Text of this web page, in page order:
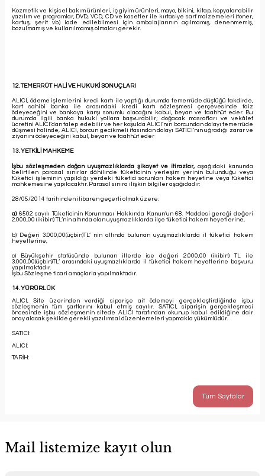
Kozmetik ve kişisel bakım ürünleri, iç giyim ürünleri, mayo, bikini, kitap, kopyalanabilir
yazılım ve programlar, DVD, VCD, CD ve kasetler ile kırtasiye sarf malzemeleri (toner,
kartuş, şerit vb.) iade edilebilmesi için ambalajlarının açılmamış, denenmemiş,
bozulmamış ve kullanılmamış olmaları gerekir.
12. TEMERRÜT HALİ VE HUKUKİ SONUÇLARI
ALICI, ödeme işlemlerini kredi kartı ile yaptığı durumda temerrüde düştüğü takdirde,
kart sahibi banka ile arasındaki kredi kartı sözleşmesi çerçevesinde faiz
ödeyeceğini ve bankaya karşı sorumlu olacağını kabul, beyan ve taahhüt eder. Bu
durumda ilgili banka hukuki yollara başvurabilir; doğacak masrafları ve vekâlet
ücretini ALICI’dan talep edebilir ve her koşulda ALICI’nın borcundan dolayı temerrüde
düşmesi halinde, ALICI, borcun gecikmeli ifasından dolayı SATICI’nın uğradığı zarar ve
ziyanını ödeyeceğini kabul, beyan ve taahhüt eder
13. YETKİLİ MAHKEME
İşbu sözleşmeden doğan uyuşmazlıklarda şikayet ve itirazlar, aşağıdaki kanunda
belirtilen parasal sınırlar dâhilinde tüketicinin yerleşim yerinin bulunduğu veya
tüketici işleminin yapıldığı yerdeki tüketici sorunları hakem heyetine veya tüketici
mahkemesine yapılacaktır. Parasal sınıra ilişkin bilgiler aşağıdadır:
28/05/2014 tarihinden itibaren geçerli olmak üzere:
a) 6502 sayılı Tüketicinin Korunması Hakkında Kanun’un 68. Maddesi gereği değeri
2.000,00 (ikibin) TL’nin altında olan uyuşmazlıklarda ilçe tüketici hakem heyetlerine,
b) Değeri 3.000,00(üçbin)TL’ nin altında bulunan uyuşmazlıklarda il tüketici hakem
heyetlerine,
c) Büyükşehir statüsünde bulunan illerde ise değeri 2.000,00 (ikibin) TL ile
3.000,00(üçbin)TL’ arasındaki uyuşmazlıklarda il tüketici hakem heyetlerine başvuru
yapılmaktadır.
İşbu Sözleşme ticari amaçlarla yapılmaktadır.
14. YÜRÜRLÜK
ALICI, Site üzerinden verdiği siparişe ait ödemeyi gerçekleştirdiğinde işbu
sözleşmenin tüm şartlarını kabul etmiş sayılır. SATICI, siparişin gerçekleşmesi
öncesinde işbu sözleşmenin sitede ALICI tarafından okunup kabul edildiğine dair
onay alacak şekilde gerekli yazılımsal düzenlemeleri yapmakla yükümlüdür.
SATICI:
ALICI:
TARİH:
Tüm Sayfalar
Mail listemize kayıt olun